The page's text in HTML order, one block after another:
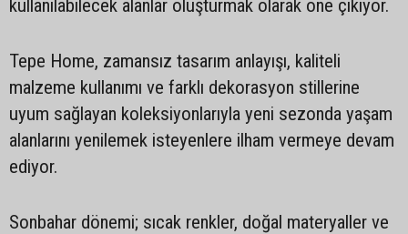
kullanılabilecek alanlar oluşturmak olarak öne çıkıyor.
Tepe Home, zamansız tasarım anlayışı, kaliteli
malzeme kullanımı ve farklı dekorasyon stillerine
uyum sağlayan koleksiyonlarıyla yeni sezonda yaşam
alanlarını yenilemek isteyenlere ilham vermeye devam
ediyor.
Sonbahar dönemi; sıcak renkler, doğal materyaller ve